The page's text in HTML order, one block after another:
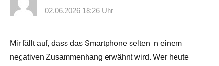
02.06.2026 18:26 Uhr
Mir fällt auf, dass das Smartphone selten in einem
negativen Zusammenhang erwähnt wird. Wer heute